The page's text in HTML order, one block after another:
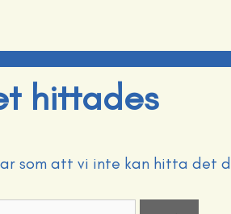
hittades
som att vi inte kan hitta det